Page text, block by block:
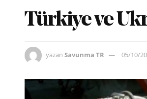
Türkiye ve
yazan Savunma TR 05/10/